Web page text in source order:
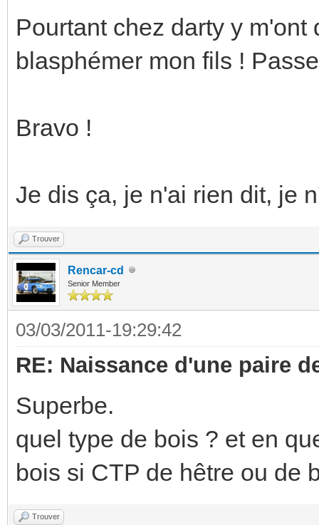
Pourtant chez darty y m'ont
blasphémer mon fils !
Bravo !
Je dis ça, je n'ai rien dit, je
Trouver
Rencar-cd
Senior Member
03/03/2011-19:29:42
RE: Naissance d'une paire
Superbe.
quel type de bois ? et en
bois si CTP de hêtre ou de
Trouver